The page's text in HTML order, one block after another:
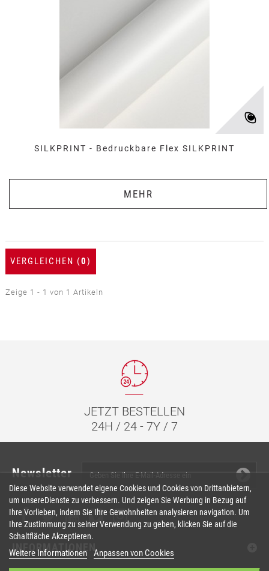
SILKPRINT - Bedruckbare Flex SILKPRINT
MEHR
VERGLEICHEN (0)
Zeige 1 - 1 von 1 Artikeln
JETZT BESTELLEN
24H / 24 - 7Y / 7
Newsletter
INFORMATIONEN
Diese Website verwendet eigene Cookies und Cookies von Drittanbietern,
um unsereDienste zu verbessern. Und zeigen Sie Werbung in Bezug auf
Ihre Vorlieben, indem Sie Ihre Gewohnheiten analysieren navigation. Um
Ihre Zustimmung zu seiner Verwendung zu geben, klicken Sie auf die
Schaltfläche Akzeptieren.
Weitere Informationen Anpassen von Cookies